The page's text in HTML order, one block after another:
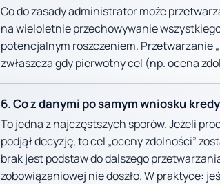
Co do zasady administrator może
na wieloletnie przechowywanie
potencjalnym roszczeniem. Przetwarzanie
zwłaszcza gdy pierwotny cel (np. ocena
6. Co z danymi po samym wniosku
To jedna z najczęstszych sporów. Jeżeli
podjął decyzję, to cel „oceny zdolności”
brak jest podstaw do dalszego
zobowiązaniowej nie doszło. W praktyce: